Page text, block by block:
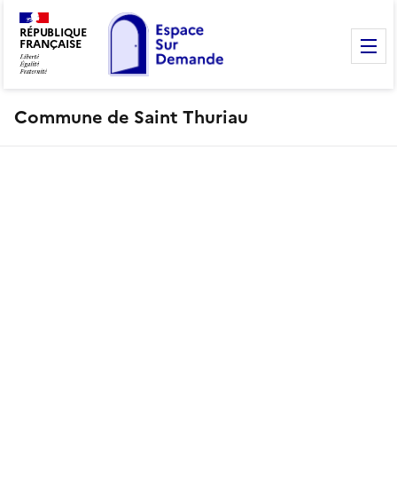
RÉPUBLIQUE
FRANÇAISE
Commune de Saint Thuriau